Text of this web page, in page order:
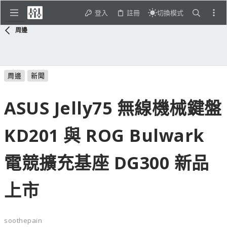
登入 註冊 切換模式
周邊
周邊 新聞
ASUS Jelly75 無線機械鍵盤
KD201 與 ROG Bulwark
電競擴充基座 DG300 新品
上市
soothepain